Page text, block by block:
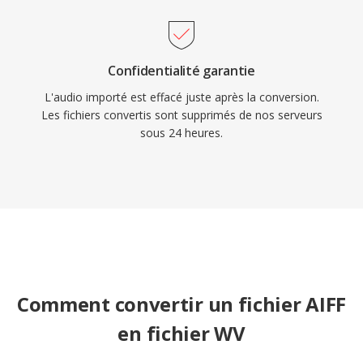
Confidentialité garantie
L'audio importé est effacé juste après la conversion.
Les fichiers convertis sont supprimés de nos serveurs
sous 24 heures.
Comment convertir un fichier AIFF
en fichier WV